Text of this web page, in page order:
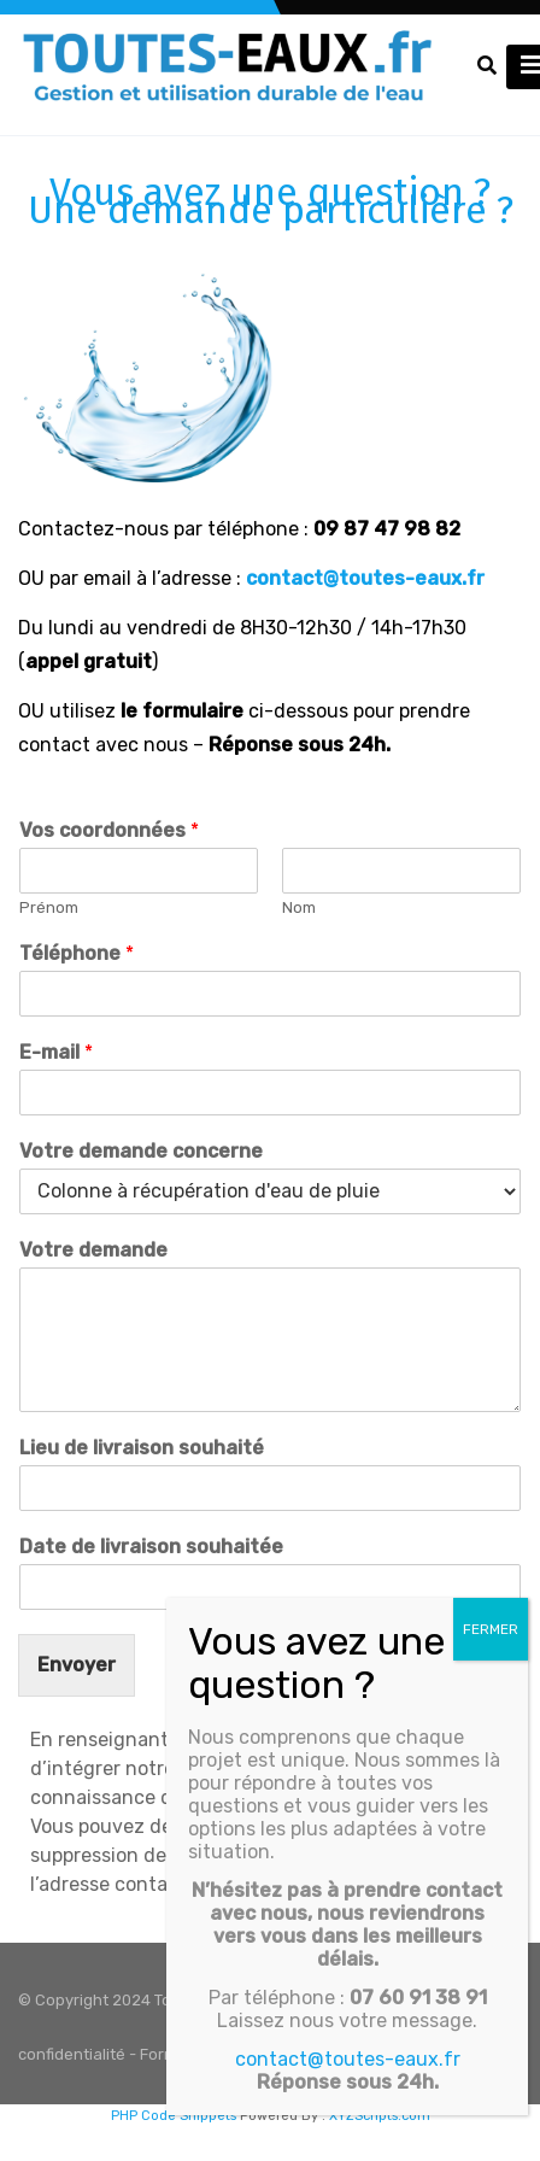
Vous avez une question ?
Une demande particulière ?
Contactez-nous par téléphone : 09 87 47 98 82
OU par email à l’adresse : contact@toutes-eaux.fr
Du lundi au vendredi de 8H30-12h30 / 14h-17h30
(appel gratuit)
OU utilisez le formulaire ci-dessous pour prendre
contact avec nous – Réponse sous 24h.
Vos coordonnées *
Prénom Nom
Téléphone *
E-mail *
Votre demande concerne
Votre demande
Lieu de livraison souhaité
Date de livraison souhaitée
Envoyer
En renseignant votre adresse email, vous acceptez
d’intégrer notre base de données et vous prenez
connaissance de notrePolitique de confidentialité
Vous pouvez demander à tout moment la
suppression de vos données en nous contactant à
l’adresse contact@cuves-et-fosses.com
© Copyright 2024 Toutes eaux. Tous droits réservés -Politique de
confidentialité - Formulaire de contact-CGV -Mentions légales
PHP Code SnippetsPowered By :XYZScripts.com
Nous comprenons que chaque
projet est unique. Nous sommes là
pour répondre à toutes vos
questions et vous guider vers les
options les plus adaptées à votre
situation.
N’hésitez pas à prendre contact
avec nous, nous reviendrons
vers vous dans les meilleurs
délais.
Par téléphone : 07 60 91 38 91
Laissez nous votre message.
contact@toutes-eaux.fr
Réponse sous 24h.